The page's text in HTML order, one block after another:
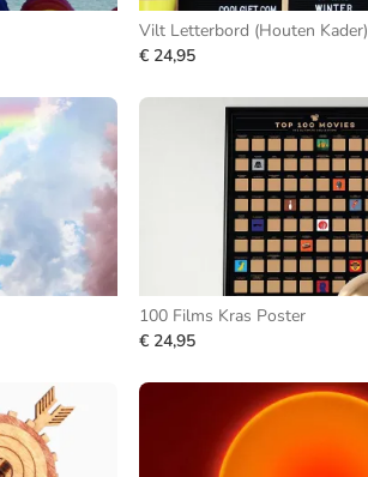
Vilt Letterbord (Houten Kader)
€ 24,95
100 Films Kras Poster
€ 24,95